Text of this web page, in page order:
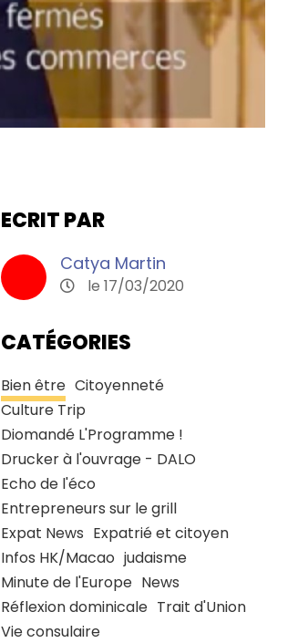
ECRIT PAR
Catya Martin
le 17/03/2020
CATÉGORIES
Bien être Citoyenneté
Culture Trip
Diomandé L'Programme !
Drucker à l'ouvrage - DALO
Echo de l'éco
Entrepreneurs sur le grill
Expat News Expatrié et citoyen
Infos HK/Macao judaisme
Minute de l'Europe News
Réflexion dominicale Trait d'Union
Vie consulaire